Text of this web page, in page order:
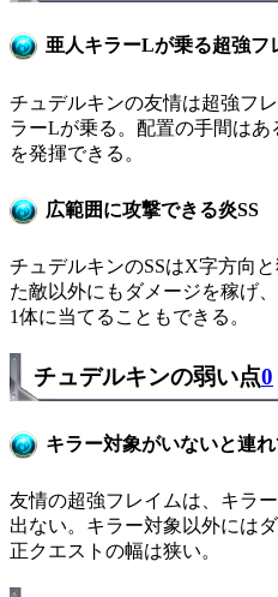
亜人キラーLが乗る超強フ
チュデルキンの友情は超強フ
ラーLが乗る。配置の手間は
を発揮できる。
広範囲に攻撃できる炎SS
チュデルキンのSSはX字方向
た敵以外にもダメージを稼げ
1体に当てることもできる。
チュデルキンの弱い点0
キラー対象がいないと連
友情の超強フレイムは、キラ
出ない。キラー対象以外には
正クエストの幅は狭い。